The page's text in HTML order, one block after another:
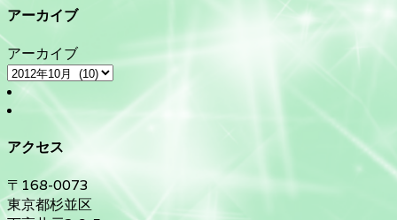
アーカイブ
アーカイブ
アクセス
〒168-0073
東京都杉並区